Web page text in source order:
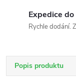
Expedice
Rychle dodání.
Popis produktu